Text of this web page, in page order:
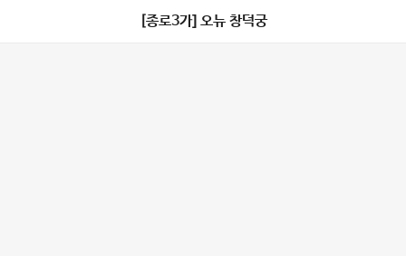
[종로3가] 오뉴 창덕궁